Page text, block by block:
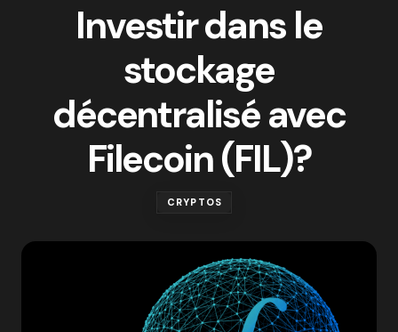
Investir dans le
stockage
décentralisé avec
Filecoin (FIL)?
CRYPTOS